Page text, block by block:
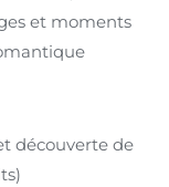
et moments
découverte de